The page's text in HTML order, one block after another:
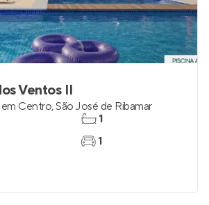
Ventos II
em Centro,São José de Ribamar
1
1